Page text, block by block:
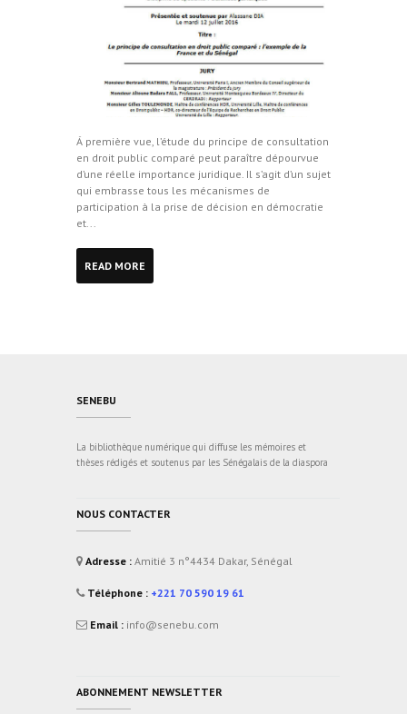
Á première vue, l’étude du principe de consultation
en droit public comparé peut paraître dépourvue
d’une réelle importance juridique. Il s’agit d’un sujet
qui embrasse tous les mécanismes de
participation à la prise de décision en démocratie
et...
READ MORE
SENEBU
La bibliothèque numérique qui diffuse les mémoires et
thèses rédigés et soutenus par les Sénégalais de la diaspora
NOUS CONTACTER
Adresse : Amitié 3 n°4434 Dakar, Sénégal
Téléphone : +221 70 590 19 61
Email : info@senebu.com
ABONNEMENT NEWSLETTER